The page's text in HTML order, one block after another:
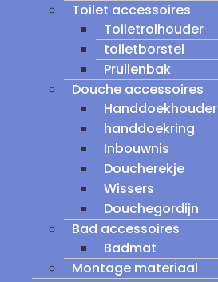
Toilet accessoires
Toiletrolhouder
toiletborstel
Prullenbak
Douche accessoires
Handdoekhouder
handdoekring
Inbouwnis
Doucherekje
Wissers
Douchegordijn
Bad accessoires
Badmat
Montage materiaal